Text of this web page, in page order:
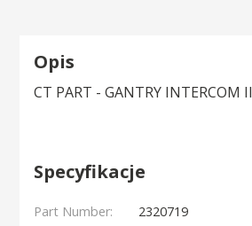
Opis
CT PART - GANTRY INTERCOM II
Specyfikacje
Part Number:
2320719